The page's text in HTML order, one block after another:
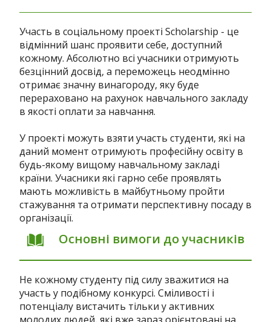
Участь в соціальному проекті Scholarship - це
відмінний шанс проявити себе, доступний
кожному. Абсолютно всі учасники отримують
безцінний досвід, а переможець неодмінно
отримає значну винагороду, яку буде
перераховано на рахунок навчального закладу
в якості оплати за навчання.
У проекті можуть взяти участь студенти, які на
даний момент отримують професійну освіту в
будь-якому вищому навчальному закладі
країни. Учасники які гарно себе проявлять
мають можливість в майбутньому пройти
стажування та отримати перспективну посаду в
організації.
Основні вимоги до учасників
Не кожному студенту під силу зважитися на
участь у подібному конкурсі. Сміливості і
потенціалу вистачить тільки у активних